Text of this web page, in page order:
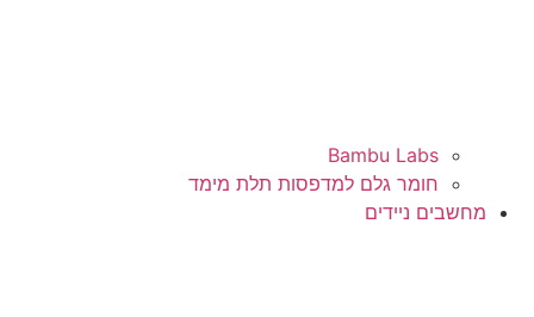
Bambu Labs
חומר גלם למדפסות תלת מימד
מחשבים ניידים